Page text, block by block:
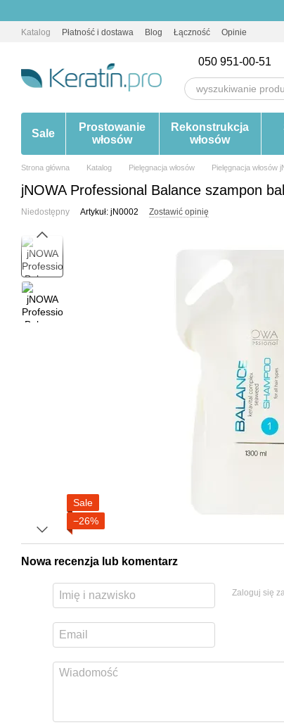
Katalog Płatność i dostawa Blog Łączność Opinie
050 951-00-51
Sale
Prostowanie
włosów
Rekonstrukcja
włosów
Strona główna Katalog Pielęgnacja włosów Pielęgnacja włosów
jNOWA Professional Balance szampon
Niedostępny Artykuł: jN0002 Zostawić opinię
Sale
−26%
Nowa recenzja lub komentarz
Zaloguj się